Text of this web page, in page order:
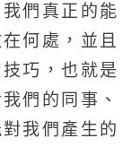
們真正的能
何處，並且
巧，也就是
們的同事、
我們產生的